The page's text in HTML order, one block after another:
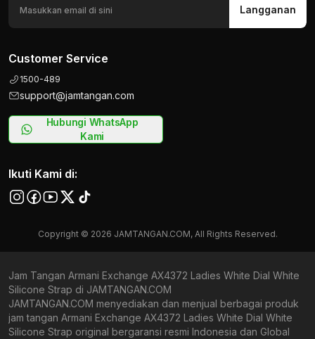
Langganan
Customer Service
1500-489
support@jamtangan.com
Hubungi WhatsApp
Kami
Ikuti Kami di:
Copyright © 2026 JAMTANGAN.COM, All Rights Reserved.
Jam Tangan Armani Exchange AX4372 Ladies White Dial White
Silicone Strap di JAMTANGAN.COM
JAMTANGAN.COM menyediakan dan menjual berbagai produk
jam tangan Armani Exchange AX4372 Ladies White Dial White
Silicone Strap original bergaransi resmi Indonesia dan Global